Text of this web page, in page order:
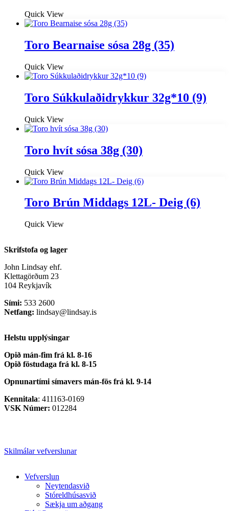
Quick View
Toro Bearnaise sósa 28g (35)
Quick View
Toro Súkkulaðidrykkur 32g*10 (9)
Quick View
Toro hvít sósa 38g (30)
Quick View
Toro Brún Middags 12L- Deig (6)
Quick View
Skrifstofa og lager
John Lindsay ehf.
Klettagörðum 23
104 Reykjavík
Sími: 533 2600
Netfang: lindsay@lindsay.is
Helstu upplýsingar
Opið mán-fim frá kl. 8-16
Opið föstudaga frá kl. 8-15
Opnunartími símavers mán-fös frá kl. 9-14
Kennitala: 411163-0169
VSK Númer: 012284
Skilmálar vefverslunar
Close
Vefverslun
Neytendasvið
Stóreldhúsasvið
Sækja um aðgang